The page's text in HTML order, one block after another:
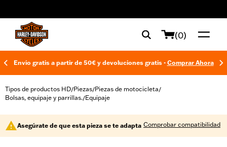
(0)
Envío gratis a partir de 50€ y devoluciones gratis - Comprar Ahora
Tipos de productos HD/Piezas/Piezas de motocicleta/
Bolsas, equipaje y parrillas./Equipaje
Asegúrate de que esta pieza se te adapta Comprobar compatibilidad